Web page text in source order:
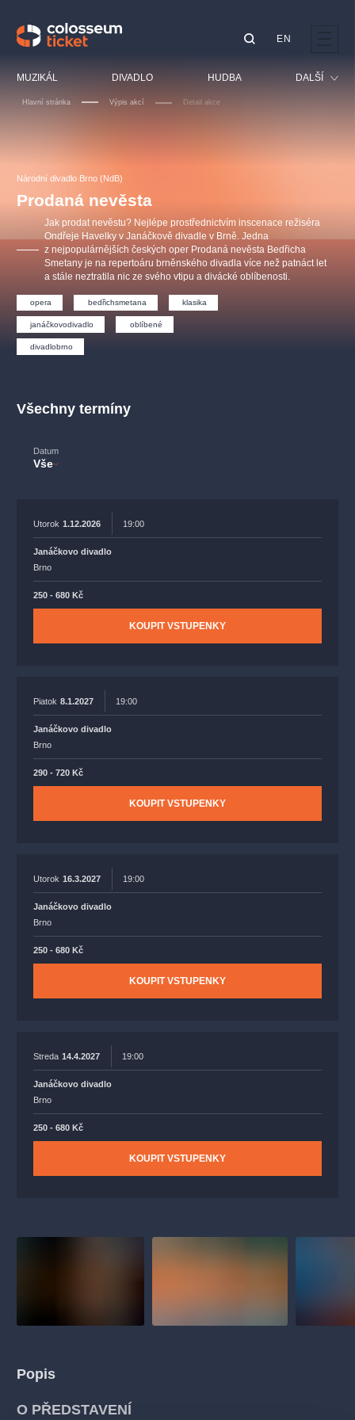
MUZIKÁL DIVADLO HUDBA DALŠÍ
Ostatní
EN
Hlavní stránka Výpis akcí Detail akce
Národní divadlo Brno (NdB)
Prodaná nevěsta
Jak prodat nevěstu? Nejlépe prostřednictvím inscenace režiséra
Ondřeje Havelky v Janáčkově divadle v Brně. Jedna
z nejpopulárnějších českých oper Prodaná nevěsta Bedřicha
Smetany je na repertoáru brněnského divadla více než patnáct let
a stále neztratila nic ze svého vtipu a divácké oblíbenosti.
opera bedřichsmetana klasika
janáčkovodivadlo oblíbené
divadlobrno
Všechny termíny
Datum
Vše
Utorok 1.12.2026 19:00
Janáčkovo divadlo
Brno
250 - 680 Kč
KOUPIT VSTUPENKY
Piatok 8.1.2027 19:00
Janáčkovo divadlo
Brno
290 - 720 Kč
KOUPIT VSTUPENKY
Utorok 16.3.2027 19:00
Janáčkovo divadlo
Brno
250 - 680 Kč
KOUPIT VSTUPENKY
Streda 14.4.2027 19:00
Janáčkovo divadlo
Brno
250 - 680 Kč
KOUPIT VSTUPENKY
Popis
O PŘEDSTAVENÍ
OBYČEJNÁ HOLKA
Agentura 44, s.r.o.
s.r.o.
Ostatní hledají
muzikálypraha
Nejnavštěvovanější
muzikálypraha
národnídivadlo činohra